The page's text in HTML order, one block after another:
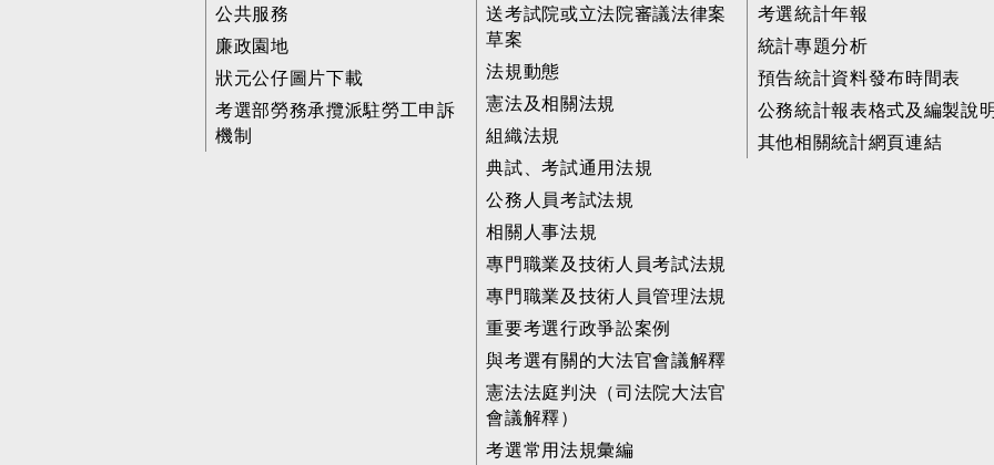
公共服務
廉政園地
狀元公仔圖片下載
考選部勞務承攬派駐勞工申訴
機制
送考試院或立法院審議法律案
草案
法規動態
憲法及相關法規
組織法規
典試、考試通用法規
公務人員考試法規
相關人事法規
專門職業及技術人員考試法規
專門職業及技術人員管理法規
重要考選行政爭訟案例
與考選有關的大法官會議解釋
憲法法庭判決（司法院大法官
會議解釋）
考選常用法規彙編
考選統計年報
統計專題分析
預告統計資料發布時間表
公務統計報表格式及編製說
其他相關統計網頁連結